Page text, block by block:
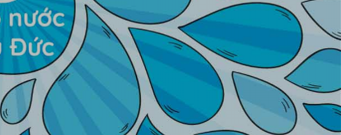
Ion
Life
Bidrico